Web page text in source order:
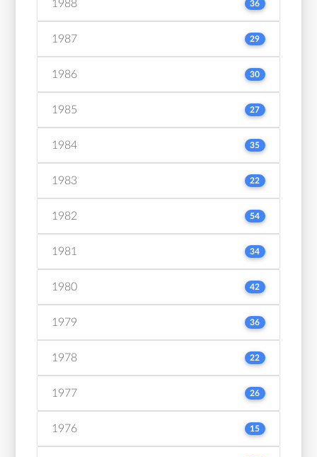
1988 36
1987 29
1986 30
1985 27
1984 35
1983 22
1982 54
1981 34
1980 42
1979 36
1978 22
1977 26
1976 15